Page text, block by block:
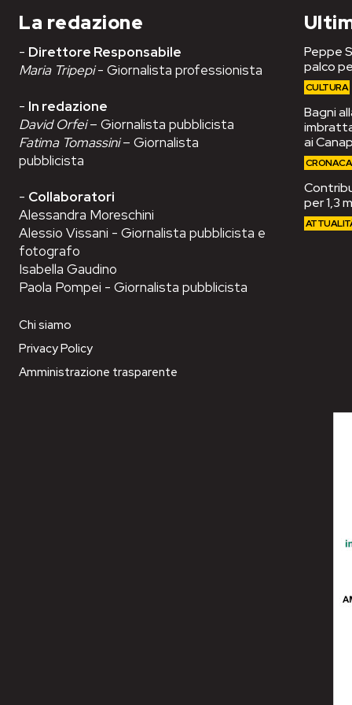
La redazione
- Direttore Responsabile
Maria Tripepi- Giornalista professionista
- In redazione
David Orfei– Giornalista pubblicista
Fatima Tomassini– Giornalista
pubblicista
- Collaboratori
Alessandra Moreschini
Alessio Vissani - Giornalista pubblicista e
fotografo
Isabella Gaudino
Paola Pompei - Giornalista pubblicista
Chi siamo
Privacy Policy
Amministrazione trasparente
Peppe
palco
CULTURA
Bagni
ai
CRONACA
per 1,3